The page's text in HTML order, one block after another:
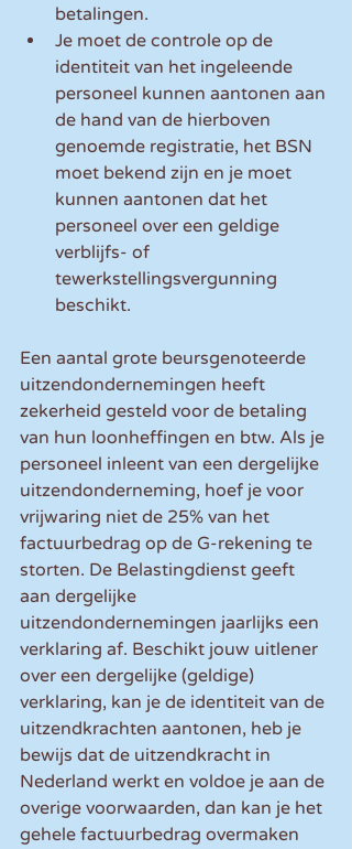
betalingen.
Je moet de controle op de
identiteit van het ingeleende
personeel kunnen aantonen aan
de hand van de hierboven
genoemde registratie, het BSN
moet bekend zijn en je moet
kunnen aantonen dat het
personeel over een geldige
verblijfs- of
tewerkstellingsvergunning
beschikt.
Een aantal grote beursgenoteerde
uitzendondernemingen heeft
zekerheid gesteld voor de betaling
van hun loonheffingen en btw. Als je
personeel inleent van een dergelijke
uitzendonderneming, hoef je voor
vrijwaring niet de 25% van het
factuurbedrag op de G-rekening te
storten. De Belastingdienst geeft
aan dergelijke
uitzendondernemingen jaarlijks een
verklaring af. Beschikt jouw uitlener
over een dergelijke (geldige)
verklaring, kan je de identiteit van de
uitzendkrachten aantonen, heb je
bewijs dat de uitzendkracht in
Nederland werkt en voldoe je aan de
overige voorwaarden, dan kan je het
gehele factuurbedrag overmaken